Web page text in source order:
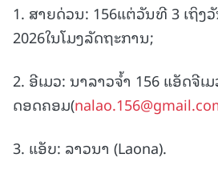
1. ສາຍດ່ວນ: 156ແຕ່ວັນທີ 3 ເຖິງ
2026ໃນໂມງລັດຖະການ;
2. ອີເມວ: ນາລາວຈໍ້າ 156 ແອັດຈີເ
ດອດຄອມ(
3. ແອັບ: ລາວນາ (Laona).